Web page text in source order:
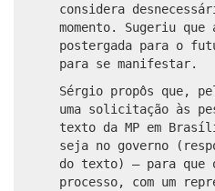
considera
momento. Sugeriu
postergada para o
para se manifestar.
Sérgio propôs que,
uma solicitação às
texto da MP em
seja no governo
do texto) — para que
processo, com um